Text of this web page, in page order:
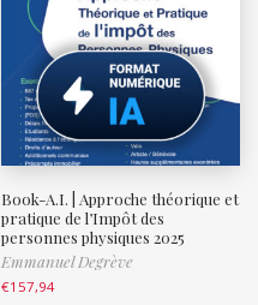
Book-A.I. | Approche théorique et
pratique de l’Impôt des
personnes physiques 2025
Emmanuel Degrève
€157,94